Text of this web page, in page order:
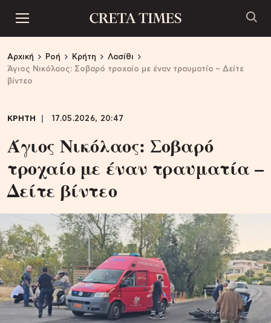
Αρχική Ροή Κρήτη
Λασίθι
Άγιος Νικόλαος: Σοβαρό τροχαίο με έναν τραυματία – Δείτε
βίντεο
ΚΡΗΤΗ 17.05.2026, 20:47
Άγιος Νικόλαος: Σοβαρό
τροχαίο με έναν τραυματία –
Δείτε βίντεο